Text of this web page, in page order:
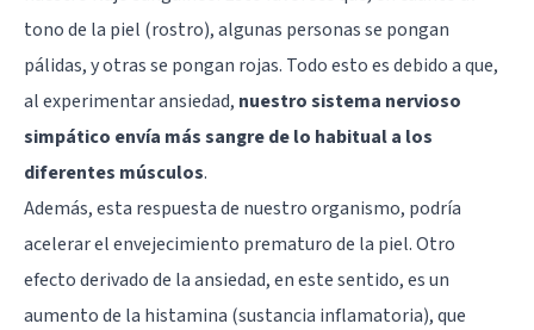
tono de la piel (rostro), algunas personas se pongan
pálidas, y otras se pongan rojas. Todo esto es debido a que,
al experimentar ansiedad, nuestro sistema nervioso
simpático envía más sangre de lo habitual a los
diferentes músculos.
Además, esta respuesta de nuestro organismo, podría
acelerar el envejecimiento prematuro de la piel. Otro
efecto derivado de la ansiedad, en este sentido, es un
aumento de la histamina (sustancia inflamatoria), que